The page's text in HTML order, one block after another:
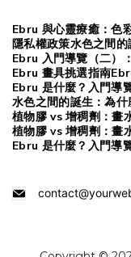
Ebru 與心靈療癒：色
隱私權政策水色之間
Ebru 入門導覽（二）
Ebru 畫具挑選指南
Ebru 是什麼？入門導
水色之間的誕生：為
植物膠 vs 增稠劑：畫
植物膠 vs 增稠劑：畫
Ebru 是什麼？入門導